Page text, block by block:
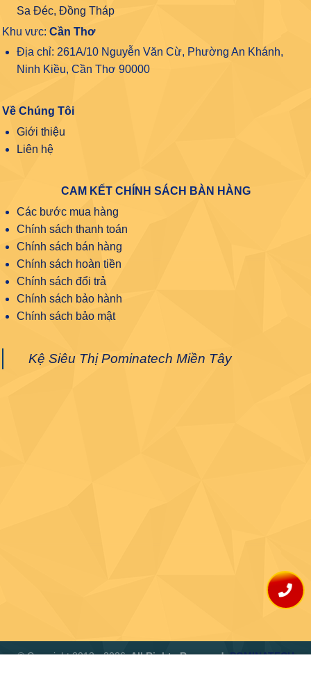
Sa Đéc, Đồng Tháp
Khu vưc: Cần Thơ
Địa chỉ: 261A/10 Nguyễn Văn Cừ, Phường An Khánh,
Ninh Kiều, Cần Thơ 90000
Về Chúng Tôi
Giới thiệu
Liên hệ
CAM KẾT CHÍNH SÁCH BÀN HÀNG
Các bước mua hàng
Chính sách thanh toán
Chính sách bán hàng
Chính sách hoàn tiền
Chính sách đổi trả
Chính sách bảo hành
Chính sách bảo mật
Kệ Siêu Thị Pominatech Miền Tây
© Copyright 2013 - 2026.All Rights Reserved.POMINATECH